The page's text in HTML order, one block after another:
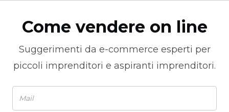
Come vendere on line
Suggerimenti da e-commerce esperti per
piccoli imprenditori e aspiranti imprenditori.